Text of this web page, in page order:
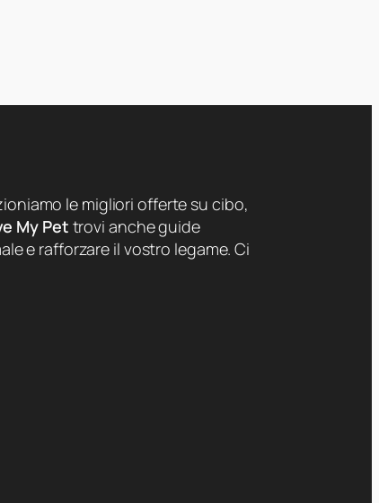
le migliori offerte su cibo,
My Pet trovi anche guide
e rafforzare il vostro legame. Ci